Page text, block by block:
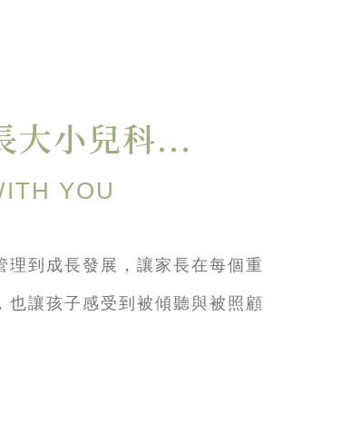
大小兒科...
YOU
理到成長發展，讓家長在每個重
也讓孩子感受到被傾聽與被照顧